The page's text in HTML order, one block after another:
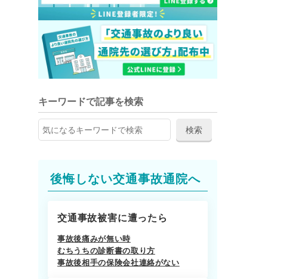
キーワードで記事を検索
後悔しない交通事故通院へ
交通事故被害に遭ったら
事故後痛みが無い時
むちうちの診断書の取り方
事故後相手の保険会社連絡がない